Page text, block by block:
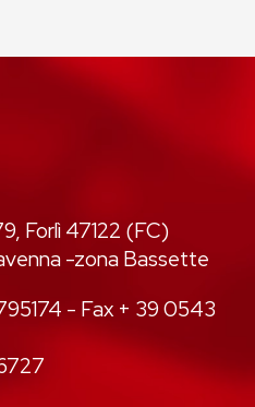
Forlì 47122 (FC)
-zona Bassette
- Fax + 39 0543